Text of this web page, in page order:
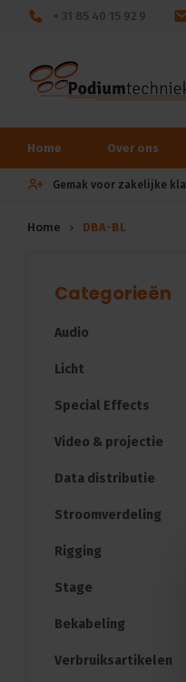
+ 31 85 40 15 92 9
Home Over ons
Gemak voor zakelijke
Home DBA-BL
Categorieën
Audio
Licht
Special Effects
Video & projectie
Data distributie
Stroomverdeling
Rigging
Stage
Bekabeling
Verbruiksartikelen